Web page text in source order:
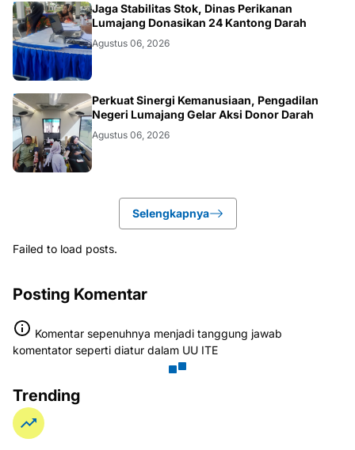
JATIM
Jaga Stabilitas Stok, Dinas Perikanan
Lumajang Donasikan 24 Kantong Darah
Agustus 06, 2026
JATIM
Perkuat Sinergi Kemanusiaan, Pengadilan
Negeri Lumajang Gelar Aksi Donor Darah
Agustus 06, 2026
Selengkapnya
Failed to load posts.
Posting Komentar
Komentar sepenuhnya menjadi tanggung jawab
komentator seperti diatur dalam UU ITE
Trending